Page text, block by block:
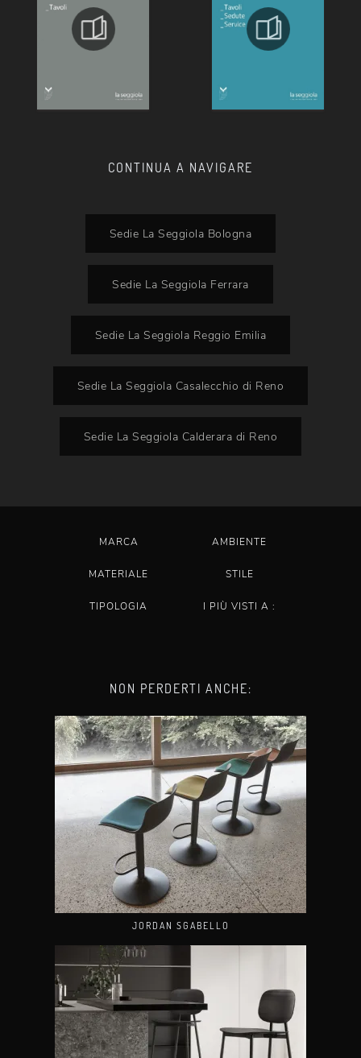
CONTINUA A NAVIGARE
Sedie La Seggiola Bologna
Sedie La Seggiola Ferrara
Sedie La Seggiola Reggio Emilia
Sedie La Seggiola Casalecchio di Reno
Sedie La Seggiola Calderara di Reno
MARCA AMBIENTE
MATERIALE STILE
TIPOLOGIA I PIÙ VISTI A :
NON PERDERTI ANCHE:
JORDAN SGABELLO